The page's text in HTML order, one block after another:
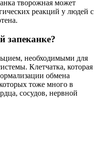
творожная может
реакций у людей с
запеканке?
необходимыми для
Клетчатка, которая
обмена
тоже много в
сосудов, нервной